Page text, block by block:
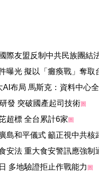
際友盟反制中共民族團結法
曝光 擬以「癱瘓戰」奪取台北
布局 馬斯克：資料中心全面
發 突破國產起司技術圖
超標 全台累計6家 圖
島和平儀式 籲正視中共核武擴
安法 重大食安警訊應強制通報
多地驗證拒止作戰能力 圖